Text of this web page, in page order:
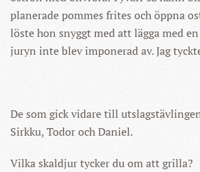
planerade pommes frites och öppna
löste hon snyggt med att lägga med
juryn inte blev imponerad av. Jag
De som gick vidare till
Sirkku, Todor och Daniel.
Vilka skaldjur tycker du om att grilla?